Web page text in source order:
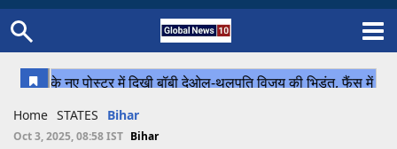
Uttar Pradesh
Cricket
Football
Home STATES Bihar
Oct 3, 2025, 08:58 IST Bihar